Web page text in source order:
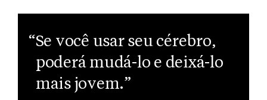
“Se você usar seu cérebro,
poderá mudá-lo e deixá-lo
mais jovem.”